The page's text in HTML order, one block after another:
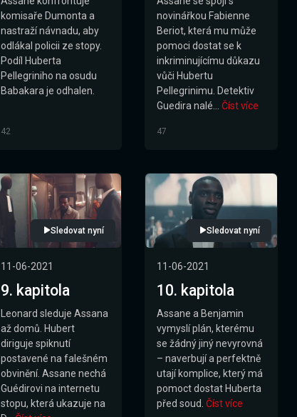
komisaře Dumonta a
nastraží návnadu, aby
odlákal policii ze stopy.
Podíl Huberta
Pellegriniho na osudu
Babakara je odhalen.
42
novinářkou Fabienne
Beriot, která mu může
pomoci dostat se k
inkriminujícímu důkazu
vůči Hubertu
Pellegrinimu. Detektiv
Guedira nalé...
Číst více
47
Sledovat nyní
11-06-2021
9. kapitola
Leonard sleduje Assana
až domů. Hubert
diriguje spiknutí
postavené na falešném
obvinění. Assane nechá
Guédirovi na internetu
stopu, která ukazuje na
Sledovat nyní
11-06-2021
10. kapitola
Assane a Benjamin
vymyslí plán, kterému
se žádný jiný nevyrovná
– naverbují a perfektně
utají komplice, který má
pomoct dostat Huberta
před soud. Číst více